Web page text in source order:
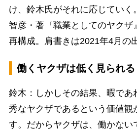
け、鈴木氏がそれに応じていく
智彦・著『職業としてのヤクザ
再構成。肩書きは2021年4月の
働くヤクザは低く見られる
鈴木：しかしその結果、暇であ
秀なヤクザであるという価値観
す。だからヤクザは、働かない